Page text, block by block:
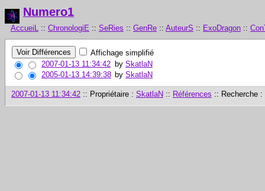
Numero1
AccueiL :: ChronologiE :: SeRies :: GenRe :: AuteurS :: ExoDragon ::
Affichage simplifié
2007-01-13 11:34:42 by SkatlaN
2005-01-13 14:39:38 by SkatlaN
2007-01-13 11:34:42 :: Propriétaire : SkatlaN :: Références :: Recherche :